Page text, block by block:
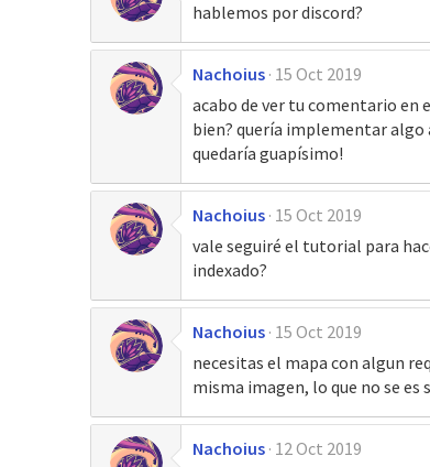
hablemos por discord?
Nachoius 15 Oct 2019
acabo de ver tu comentario en
bien? quería implementar algo
quedaría guapísimo!
Nachoius 15 Oct 2019
vale seguiré el tutorial para
indexado?
Nachoius 15 Oct 2019
necesitas el mapa con algun
misma imagen, lo que no se
Nachoius 12 Oct 2019